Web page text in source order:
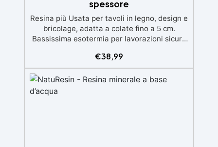
selezionabili.
spessore
Resina più Usata per tavoli in legno, design e
bricolage, adatta a colate fino a 5 cm.
Bassissima esotermia per lavorazioni sicure
e ingiallimento grazie ai filtri UV e all'alta
qualità meccanica. Bassa viscosità per
eliminare bolle d'aria e ottenere finiture
lisce. Sicura, atossica, BPA/VOC free e
€38,99